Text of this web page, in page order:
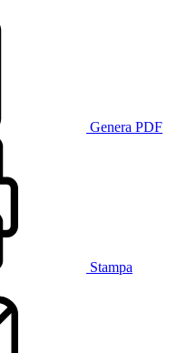
Genera PDF
Stampa